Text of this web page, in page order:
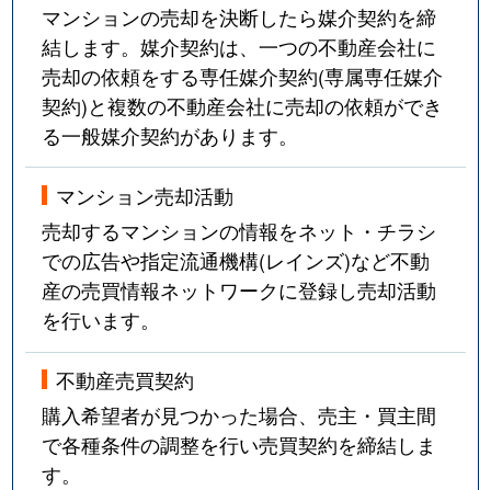
マンションの売却を決断したら媒介契約を締
結します。媒介契約は、一つの不動産会社に
売却の依頼をする専任媒介契約(専属専任媒介
契約)と複数の不動産会社に売却の依頼ができ
る一般媒介契約があります。
マンション売却活動
売却するマンションの情報をネット・チラシ
での広告や指定流通機構(レインズ)など不動
産の売買情報ネットワークに登録し売却活動
を行います。
不動産売買契約
購入希望者が見つかった場合、売主・買主間
で各種条件の調整を行い売買契約を締結しま
す。